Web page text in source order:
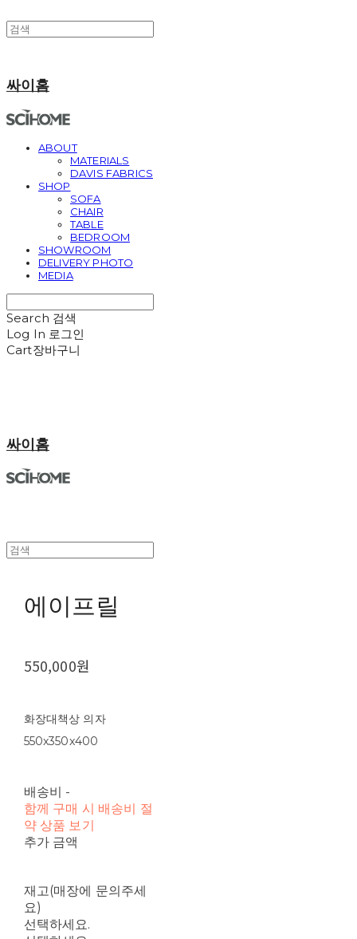
싸이홈
ABOUT
MATERIALS
DAVIS FABRICS
SHOP
SOFA
CHAIR
TABLE
BEDROOM
SHOWROOM
DELIVERY PHOTO
MEDIA
Search 검색
Log In 로그인
Cart장바구니
싸이홈
에이프릴
550,000원
화장대책상 의자
550x350x400
배송비 -
함께 구매 시 배송비 절
약 상품 보기
추가 금액
재고(매장에 문의주세
요)
선택하세요.